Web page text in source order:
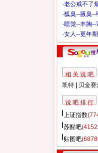
·老公戒不了
·狐臭--腋臭--
·睡觉--丰胸--
·女人--更年
相 关 说 吧
凯特| 贝金赛
说 吧 排 行
上证指数
苏醒吧
贴图吧